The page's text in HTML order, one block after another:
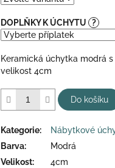
5
hvězdiček.
DOPLŇKY K ÚCHYTU ?
Keramická úchytka modrá
velikost 4cm
Do košíku
Kategorie:
Nábytkové
Barva:
Modrá
Velikost:
4cm